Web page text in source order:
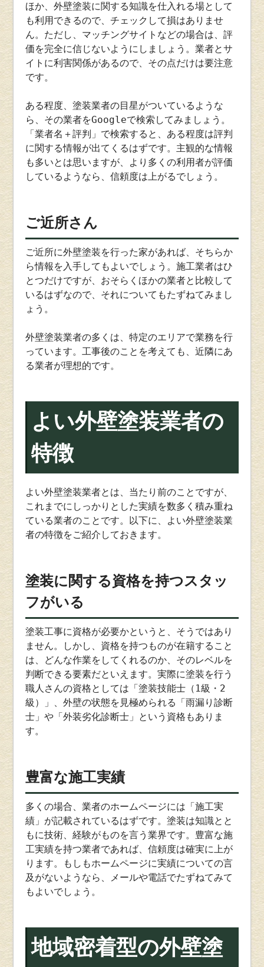
ほか、外壁塗装に関する知識を仕入れる場として
も利用できるので、チェックして損はありませ
ん。ただし、マッチングサイトなどの場合は、評
価を完全に信じないようにしましょう。業者とサ
イトに利害関係があるので、その点だけは要注意
です。
ある程度、塗装業者の目星がついているような
ら、その業者をGoogleで検索してみましょう。
「業者名＋評判」で検索すると、ある程度は評判
に関する情報が出てくるはずです。主観的な情報
も多いとは思いますが、より多くの利用者が評価
しているようなら、信頼度は上がるでしょう。
ご近所さん
ご近所に外壁塗装を行った家があれば、そちらか
ら情報を入手してもよいでしょう。施工業者はひ
とつだけですが、おそらくほかの業者と比較して
いるはずなので、それについてもたずねてみまし
ょう。
外壁塗装業者の多くは、特定のエリアで業務を行
っています。工事後のことを考えても、近隣にあ
る業者が理想的です。
よい外壁塗装業者の
特徴
よい外壁塗装業者とは、当たり前のことですが、
これまでにしっかりとした実績を数多く積み重ね
ている業者のことです。以下に、よい外壁塗装業
者の特徴をご紹介しておきます。
塗装に関する資格を持つスタッ
フがいる
塗装工事に資格が必要かというと、そうではあり
ません。しかし、資格を持つものが在籍すること
は、どんな作業をしてくれるのか、そのレベルを
判断できる要素だといえます。実際に塗装を行う
職人さんの資格としては「塗装技能士（1級・2
級）」、外壁の状態を見極められる「雨漏り診断
士」や「外装劣化診断士」という資格もありま
す。
豊富な施工実績
多くの場合、業者のホームページには「施工実
績」が記載されているはずです。塗装は知識とと
もに技術、経験がものを言う業界です。豊富な施
工実績を持つ業者であれば、信頼度は確実に上が
ります。もしもホームページに実績についての言
及がないようなら、メールや電話でたずねてみて
もよいでしょう。
地域密着型の外壁塗